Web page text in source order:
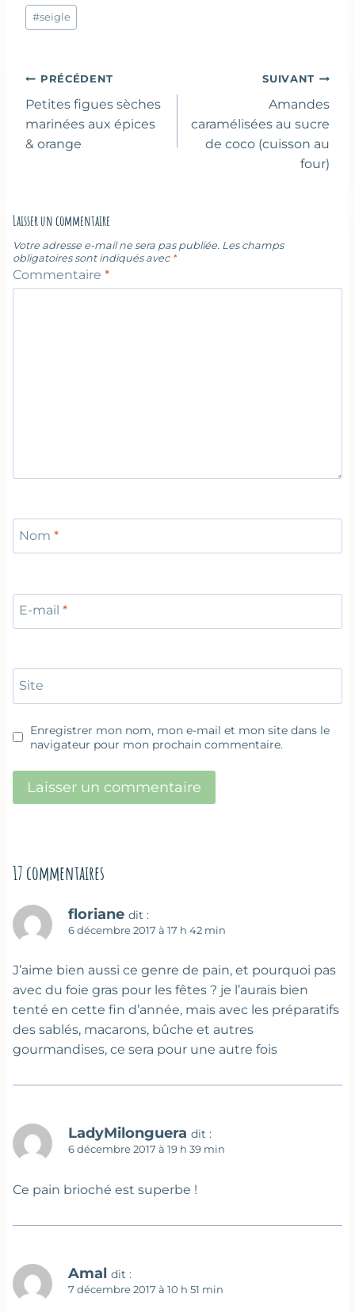
publication :
#seigle
Navigation
de
l’article
PRÉCÉDENT
Petites figues sèches
marinées aux épices
& orange
SUIVANT
Amandes
caramélisées au sucre
de coco (cuisson au
four)
Laisser un commentaire
Votre adresse e-mail ne sera pas publiée. Les champs
obligatoires sont indiqués avec *
Commentaire *
Nom *
E-mail *
Site
Enregistrer mon nom, mon e-mail et mon site dans le
navigateur pour mon prochain commentaire.
17 commentaires
floriane dit :
6 décembre 2017 à 17 h 42 min
J’aime bien aussi ce genre de pain, et pourquoi pas
avec du foie gras pour les fêtes ? je l’aurais bien
tenté en cette fin d’année, mais avec les préparatifs
des sablés, macarons, bûche et autres
gourmandises, ce sera pour une autre fois
LadyMilonguera dit :
6 décembre 2017 à 19 h 39 min
Ce pain brioché est superbe !
Amal dit :
7 décembre 2017 à 10 h 51 min